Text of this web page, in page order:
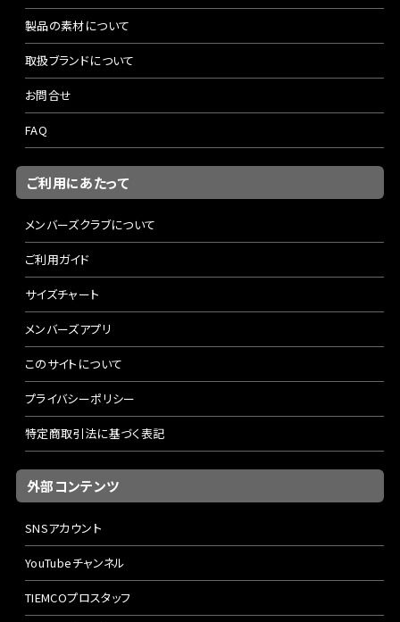
製品の素材について
取扱ブランドについて
お問合せ
FAQ
ご利用にあたって
メンバーズクラブについて
ご利用ガイド
サイズチャート
メンバーズアプリ
このサイトについて
プライバシーポリシー
特定商取引法に基づく表記
外部コンテンツ
SNSアカウント
YouTubeチャンネル
TIEMCOプロスタッフ